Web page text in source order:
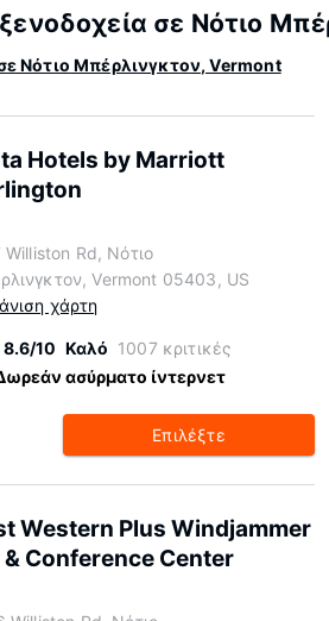
σε Νότιο
Νότιο Μπέρλινγκτον, Vermont
Hotels by Marriott
Williston Rd, Νότιο
Vermont 05403, US
χάρτη
8.6/10 Καλό 1007 κριτικές
ασύρματο ίντερνετ
Επιλέξτε
Western Plus Windjammer
& Conference Center